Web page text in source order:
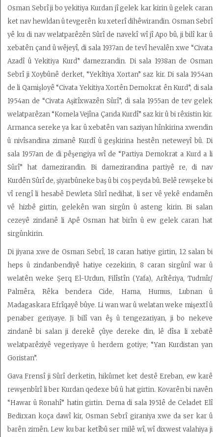
Osman Sebrî ji bo yekitiya Kurdan jî gelek kar kirin û gelek caran
ket nav hewldan û tevgerên ku xeterî dihêwirandin. Osman Sebrî
yê ku di nav welatparêzên Sûrî de navekî wî jî Apo bû, ji bilî kar û
xebatên çand û wêjeyî, di sala 1937an de tevî hevalên xwe “Civata
Azadî û Yekitiya Kurd” damezrandin. Di sala 1938an de Osman
Sebrî ji Xoybûnê derket, “Yekîtiya Xortan” saz kir. Di sala 1954an
de li Qamişloyê “Civata Yekitiya Xortên Demokrat ên Kurd”, di sala
1954an de “Civata Aşitîxwazên Sûrî”, di sala 1955an de tev gelek
welatparêzan “Komela Vejîna Çanda Kurdî” saz kir û bi rêxistin kir.
Armanca sereke ya kar û xebatên van saziyan hînkirina xwendin
û nivîsandina zimanê Kurdî û geşkirina hestên neteweyî bû. Di
sala 1957an de di pêşengiya wî de “Partiya Demokrat a Kurd a li
Sûrî” hat damezirandin. Bi damezirandina partiyê re, di nav
Kurdên Sûrî de, şiyarbûneke baş û bi coş peyda bû. Belê rewşeke bi
vî rengî li hesabê Dewleta Sûrî nedihat, li ser vê yekê endamên
vê hizbê girtin, gelekên wan sirgûn û asteng kirin. Bi salan
cezeyê zindanê li Apê Osman hat birîn û ew gelek caran hat
sirgûnkirin.
Di jiyana xwe de Osman Sebrî, 18 caran hatiye girtin, 12 salan bi
heps û zindanbendiyê hatiye cezekirin, 8 caran sirgûnî war û
welatên weke Şerq El-Urdun, Filîstîn (Yafa), Arîtêriya, Tudmîr/
Palmêra, Rêka bendera Cide, Hama, Humus, Lubnan û
Madagaskara Efrîqayê bûye. Li wan war û welatan weke mişextî û
penaber geriyaye. Ji bilî van êş û tengezariyan, ji bo nekeve
zindanê bi salan ji derekê çûye dereke din, lê dîsa li xebatê
welatparêziyê vegeriyaye û herdem gotiye; “Yan Kurdistan yan
Goristan”.
Gava Frensî ji Sûrî derketin, hikûmet ket destê Ereban, ew karê
rewşenbîrî li ber Kurdan qedexe bû û hat girtin. Kovarên bi navên
“Hawar û Ronahî” hatin girtin. Dema di sala 1951ê de Celadet Elî
Bedirxan koça dawî kir, Osman Sebrî giraniya xwe da ser kar û
barên zimên. Lew ku bar ketîbû ser milê wî, wî dixwest valahiya ji